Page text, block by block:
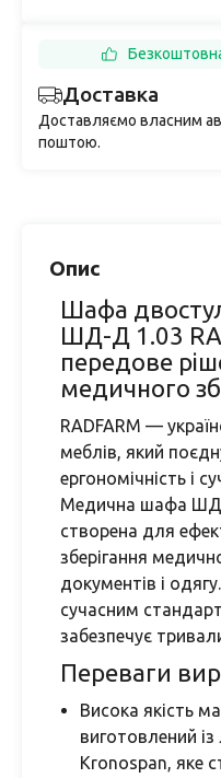
Доставка
Доставляємо власним
поштою.
Опис
Шафа
ШД-Д 1.03
передове
медичного
RADFARM —
меблів, який
ергономічність і
Медична шафа ШД-
створена для
зберігання
документів і
сучасним
забезпечує
Переваги
Висока якість
виготовлений
Kronospan, яке